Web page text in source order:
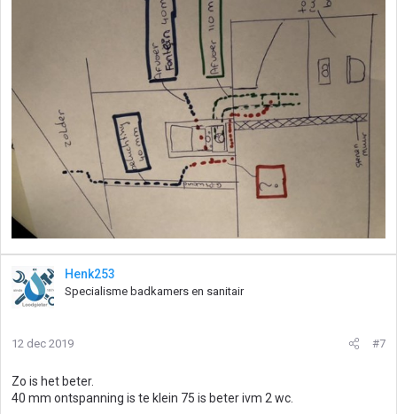
Henk253
Specialisme badkamers en sanitair
12 dec 2019 #7
Zo is het beter.
40 mm ontspanning is te klein 75 is beter ivm 2 wc.